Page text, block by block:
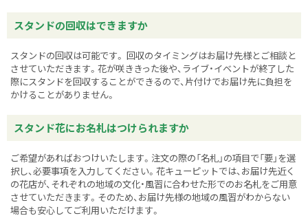
スタンドの回収はできますか
スタンドの回収は可能です。 回収のタイミングはお届け先様とご相談と
させていただきます。花が咲ききった後や、ライブ・イベントが終了した
際にスタンドを回収することができるので、片付けでお届け先に負担を
かけることがありません。
スタンド花にお名札はつけられますか
ご希望があればおつけいたします。注文の際の「名札」の項目で「要」を選
択し、必要事項を入力してください。花キューピットでは、お届け先近く
の花店が、それぞれの地域の文化・風習に合わせた形でのお名札をご用意
させていただきます。そのため、お届け先様の地域の風習がわからない
場合も安心してご利用いただけます。